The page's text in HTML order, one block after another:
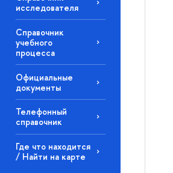
исследователя
Справочник
учебного
процесса
Официальные
документы
Телефонный
справочник
Где что находится
/ Найти на карте